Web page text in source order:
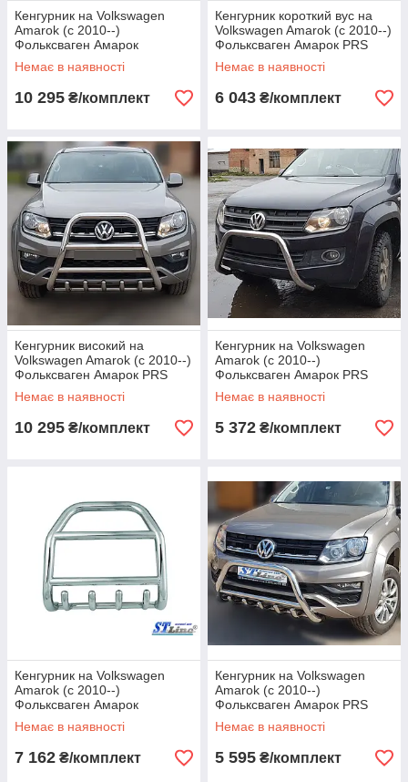
Кенгурник на Volkswagen
Amarok (c 2010--)
Фольксваген Амарок
Немає в наявності
10 295 ₴/комплект
Кенгурник короткий вус на
Volkswagen Amarok (c 2010--)
Фольксваген Амарок PRS
Немає в наявності
6 043 ₴/комплект
Кенгурник високий на
Volkswagen Amarok (c 2010--)
Фольксваген Амарок PRS
Немає в наявності
10 295 ₴/комплект
Кенгурник на Volkswagen
Amarok (c 2010--)
Фольксваген Амарок PRS
Немає в наявності
5 372 ₴/комплект
Кенгурник на Volkswagen
Amarok (c 2010--)
Фольксваген Амарок
Немає в наявності
7 162 ₴/комплект
Кенгурник на Volkswagen
Amarok (c 2010--)
Фольксваген Амарок PRS
Немає в наявності
5 595 ₴/комплект